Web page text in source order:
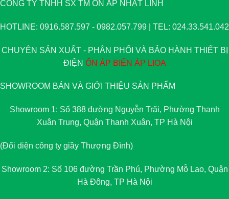
CÔNG TY TNHH SX TM ỔN ÁP NHẬT LINH
HOTLINE: 0916.587.597 - 0982.057.799 | TEL: 024.33.541.042
CHUYÊN SẢN XUẤT - PHÂN PHỐI VÀ BẢO HÀNH THIẾT BỊ
ĐIỆN ỔN ÁP BIẾN ÁP LIOA
SHOWROOM BÁN VÀ GIỚI THIỆU SẢN PHẨM
Showroom 1: Số 388 đường Nguyễn Trãi, Phường Thanh
Xuân Trung, Quận Thanh Xuân, TP Hà Nội
(Đối diện công ty giầy Thượng Đình)
Showroom 2: Số 106 đường Trần Phú, Phường Mỗ Lao, Quận
Hà Đông, TP Hà Nội